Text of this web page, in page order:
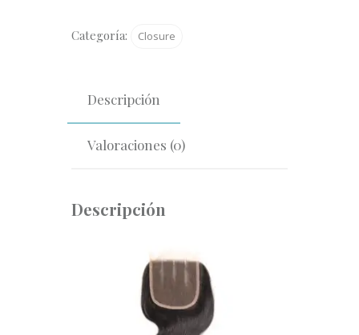
Categoría: Closure
Descripción
Valoraciones (0)
Descripción